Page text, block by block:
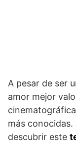
A pesar de ser
amor mejor
más
descubrir este